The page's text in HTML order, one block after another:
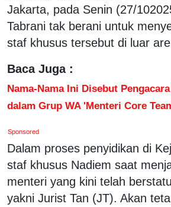
Jakarta, pada Senin (27/
Tabrani tak berani untuk
staf khusus tersebut di luar
Baca Juga :
Nama-Nama Ini Disebut
dalam Grup WA 'Menteri Core
Sponsored
Dalam proses penyidikan di
staf khusus Nadiem saat
menteri yang kini telah
yakni Jurist Tan (JT). Akan